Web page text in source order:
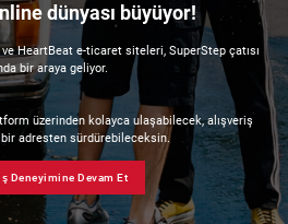
dünyası büyüyor!
HeartBeat e-ticaret siteleri, SuperStep çatısı
bir araya geliyor.
üzerinden kolayca ulaşabilecek, alışveriş
adresten sürdürebileceksin.
Deneyimine Devam Et